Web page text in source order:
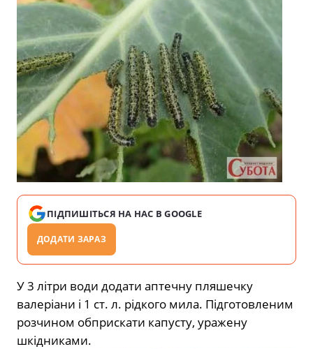
ПІДПИШІТЬСЯ НА НАС В GOOGLE
ДОДАТИ ЗАРАЗ
У 3 літри води додати аптечну пляшечку
валеріани і 1 ст. л. рідкого мила. Підготовленим
розчином обприскати капусту, уражену
шкідниками.